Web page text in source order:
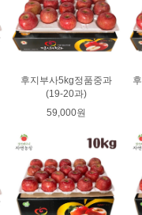
후지부사5kg정품중과
(19-20과)
59,000원